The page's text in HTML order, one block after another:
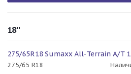
18''
275/65R18 Sumaxx All-Terrain A/T
275/65 R18